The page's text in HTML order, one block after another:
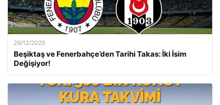
29/12/2025
Beşiktaş ve Fenerbahçe’den Tarihi Takas: İki İsim
Değişiyor!